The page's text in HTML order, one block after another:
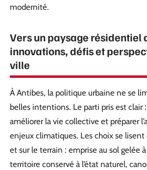
modernité.
Vers un paysage résidentiel
innovations, défis et
ville
À Antibes, la politique urbaine ne se
belles intentions. Le parti pris est clair
améliorer la vie collective et préparer
enjeux climatiques. Les choix se lisent
et sur le terrain : emprise au sol gelée
territoire conservé à l’état naturel,